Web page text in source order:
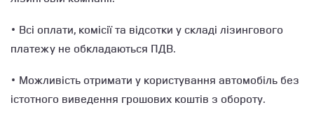
• Всі оплати, комісії та відсотки у складі лізингового
платежу не обкладаються ПДВ.
• Можливість отримати у користування автомобіль без
істотного виведення грошових коштів з обороту.